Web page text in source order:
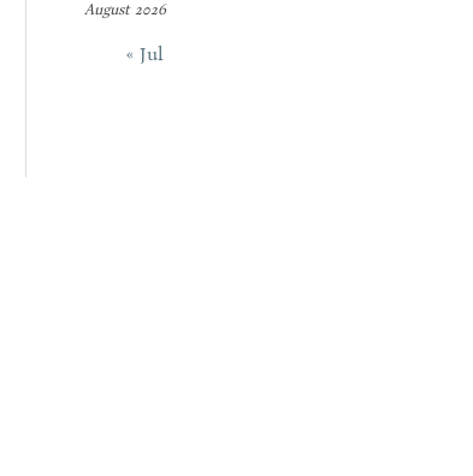
August 2026
« Jul